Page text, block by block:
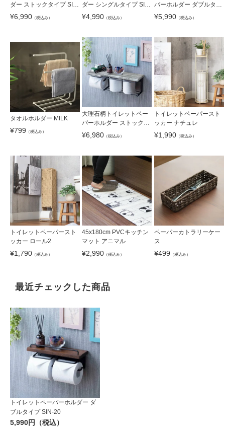
ダー ストックタイプ SIN-
30
¥6,990 （税込み）
ダー シングルタイプ SIN-
10
¥4,990 （税込み）
パーホルダー ダブルタイ
プ SIN-21
¥5,990（税込み）
タオルホルダー MILK
¥799 （税込み）
大理石柄トイレットペー
パーホルダー ストックタ
イプ SIN-31
¥6,980 （税込み）
トイレットペーパースト
ッカー ナチュレ
¥1,990（税込み）
トイレットペーパースト
ッカー ロール2
¥1,790 （税込み）
45x180cm PVCキッチン
マット アニマル
¥2,990 （税込み）
ペーパーカトラリーケー
ス
¥499 （税込み）
最近チェックした商品
トイレットペーパーホルダー ダ
ブルタイプ SIN-20
5,990円（税込）